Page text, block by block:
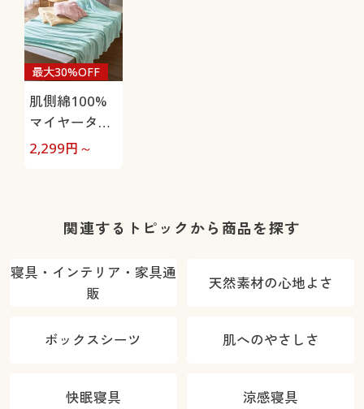
肌側綿100%
マイヤータオ
ルケット
最大30%OFF
2,299円～
関連するトピックから商品を探す
寝具・インテリア・家具通
販
天然素材の心地よさ
ボックスシーツ 肌へのやさしさ
快眠寝具 涼感寝具